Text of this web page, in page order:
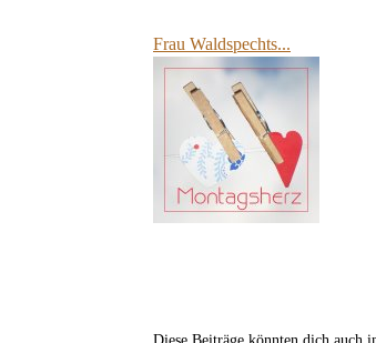
Frau Waldspechts...
Diese Beiträge könnten dich auch